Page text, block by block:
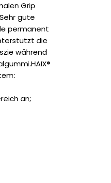
Grip
gute
permanent
die
während
an;